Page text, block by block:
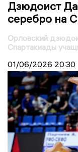
Дзюдоист
серебро на
Орловский
Спартакиады
01/06/2026 20:30